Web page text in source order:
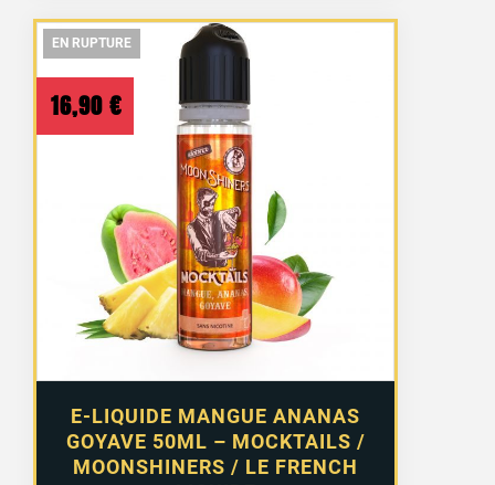
EN RUPTURE
EN RUPTURE
E-LIQUIDE MANGUE ANANAS
GOYAVE 50ML – MOCKTAILS /
MOONSHINERS / LE FRENCH
16,90 €
EN RUPTURE